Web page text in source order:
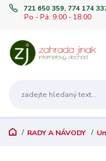
721 650 359, 774 174
Po - Pá: 9:00 - 18:00
RADY A NÁVODY